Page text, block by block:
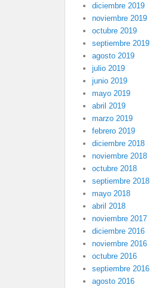
diciembre 2019
noviembre 2019
octubre 2019
septiembre 2019
agosto 2019
julio 2019
junio 2019
mayo 2019
abril 2019
marzo 2019
febrero 2019
diciembre 2018
noviembre 2018
octubre 2018
septiembre 2018
mayo 2018
abril 2018
noviembre 2017
diciembre 2016
noviembre 2016
octubre 2016
septiembre 2016
agosto 2016